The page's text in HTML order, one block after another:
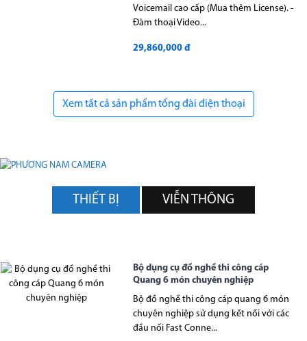
Voicemail cao cấp (Mua thêm License). -
Đàm thoại Video...
29,860,000 đ
Xem tất cả sản phẩm tổng đài điện thoại
THIẾT BỊ VIỄN THÔNG
Bộ dụng cụ đồ nghề thi công cáp
Quang 6 món chuyên nghiệp
Bộ đồ nghề thi công cáp quang 6 món
chuyên nghiệp sử dụng kết nối với các
đầu nối Fast Conne...